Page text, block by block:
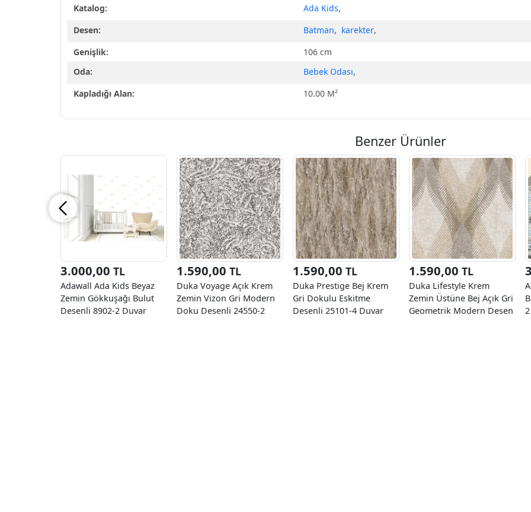
Katalog:
Ada Kids,
Desen:
Batman, karekter,
Genişlik:
106 cm
Oda:
Bebek Odası,
Kapladığı Alan:
10.00 M²
Benzer Ürünler
3.000,00 TL
Adawall Ada Kids Beyaz
Zemin Gökkuşağı Bulut
Desenli 8902-2 Duvar
1.590,00 TL
Duka Voyage Açık Krem
Zemin Vizon Gri Modern
Doku Desenli 24550-2
1.590,00 TL
Duka Prestige Bej Krem
Gri Dokulu Eskitme
Desenli 25101-4 Duvar
1.590,00 TL
Duka Lifestyle Krem
Zemin Üstüne Bej Açık Gri
Geometrik Modern Desen